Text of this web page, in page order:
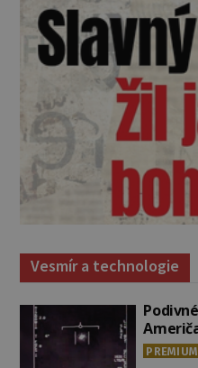
Vesmír a technologie
PREMIUM